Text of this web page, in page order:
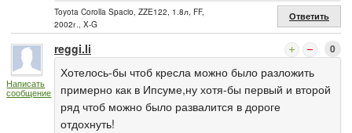
Toyota Corolla Spacio, ZZE122, 1.8л, FF,
2002г., X-G
Ответить
Написать
сообщение
reggi.li 0
Хотелось-бы чтоб кресла можно было разложить
примерно как в Ипсуме,ну хотя-бы первый и второй
ряд чтоб можно было развалится в дороге
отдохнуть!